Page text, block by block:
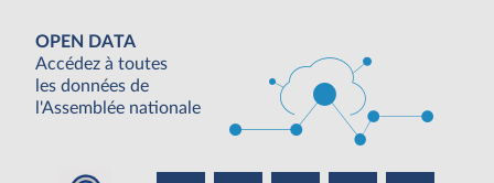
OPEN DATA
Accédez à toutes
les données de
l'Assemblée nationale